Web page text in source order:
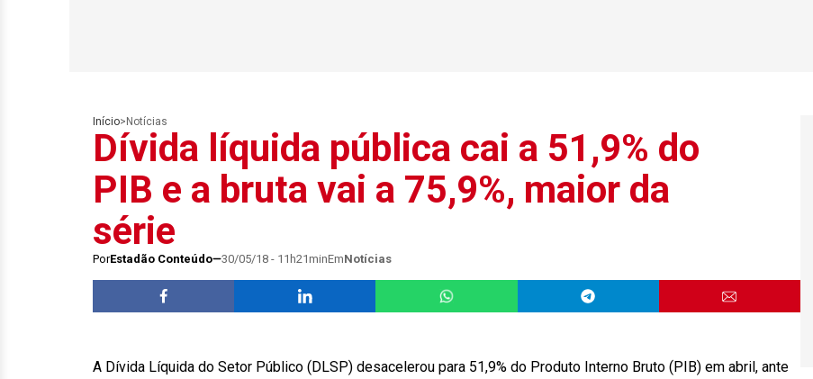
Início> Notícias
Dívida líquida pública cai a 51,9% do
PIB e a bruta vai a 75,9%, maior da
série
PorEstadão Conteúdo 30/05/18 - 11h21minEmNotícias
A Dívida Líquida do Setor Público (DLSP) desacelerou para 51,9% do Produto Interno Bruto (PIB) em abril, ante